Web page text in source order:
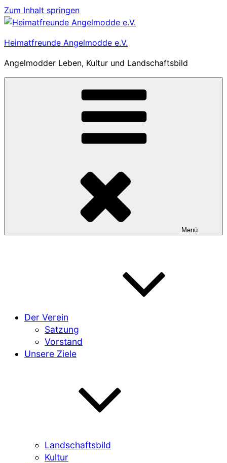
Zum Inhalt springen
Heimatfreunde Angelmodde e.V.
Angelmodder Leben, Kultur und Landschaftsbild
Menü
Der Verein
Satzung
Vorstand
Unsere Ziele
Landschaftsbild
Kultur